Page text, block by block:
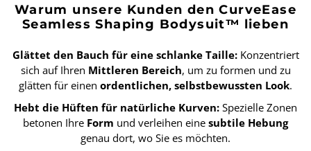
Warum unsere Kunden den CurveEase
Seamless Shaping Bodysuit™ lieben
Glättet den Bauch für eine schlanke Taille:Konzentriert
sich auf Ihren Mittleren Bereich, um zu formen und zu
glätten für einen ordentlichen, selbstbewussten Look.
Hebt die Hüften für natürliche Kurven: Spezielle Zonen
betonen Ihre Form und verleihen eine subtile Hebung
genau dort, wo Sie es möchten.